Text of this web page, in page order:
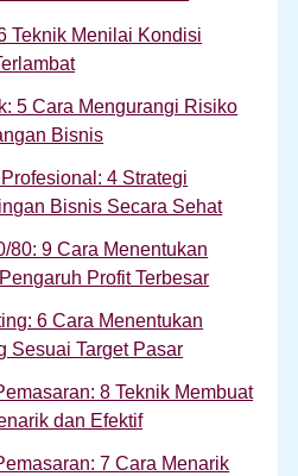
Teknik Menilai Kondisi
5 Cara Mengurangi Risiko
Bisnis
4 Strategi
Bisnis Secara Sehat
80: 9 Cara Menentukan
Profit Terbesar
6 Cara Menentukan
Sesuai Target Pasar
8 Teknik Membuat
dan Efektif
7 Cara Menarik